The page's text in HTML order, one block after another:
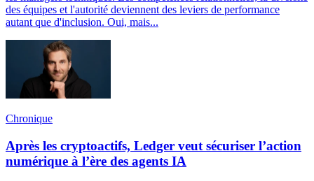
des équipes et l'autorité deviennent des leviers de performance
autant que d'inclusion. Oui, mais...
Chronique
Après les cryptoactifs, Ledger veut sécuriser l’action
numérique à l’ère des agents IA